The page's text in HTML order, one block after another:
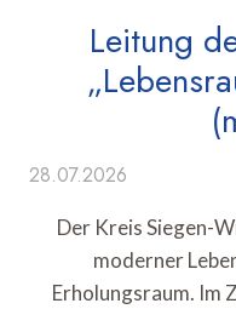
Leitung
28.07.2026
Der Kreis Siegen-
moderner
Erholungsraum. Im